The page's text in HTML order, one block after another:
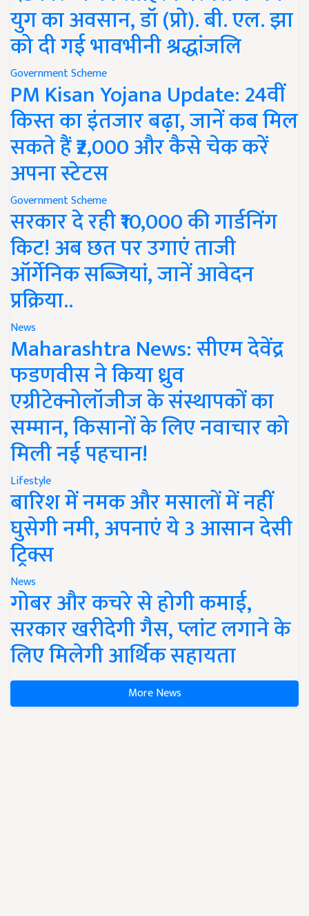
युग का अवसान, डॉ (प्रो). बी. एल. झा
को दी गई भावभीनी श्रद्धांजलि
Government Scheme
PM Kisan Yojana Update: 24वीं
किस्त का इंतजार बढ़ा, जानें कब मिल
सकते हैं ₹2,000 और कैसे चेक करें
अपना स्टेटस
Government Scheme
सरकार दे रही ₹10,000 की गार्डनिंग
किट! अब छत पर उगाएं ताजी
ऑर्गेनिक सब्जियां, जानें आवेदन
प्रक्रिया..
News
Maharashtra News: सीएम देवेंद्र
फडणवीस ने किया ध्रुव
एग्रीटेक्नोलॉजीज के संस्थापकों का
सम्मान, किसानों के लिए नवाचार को
मिली नई पहचान!
Lifestyle
बारिश में नमक और मसालों में नहीं
घुसेगी नमी, अपनाएं ये 3 आसान देसी
ट्रिक्स
News
गोबर और कचरे से होगी कमाई,
सरकार खरीदेगी गैस, प्लांट लगाने के
लिए मिलेगी आर्थिक सहायता
More News